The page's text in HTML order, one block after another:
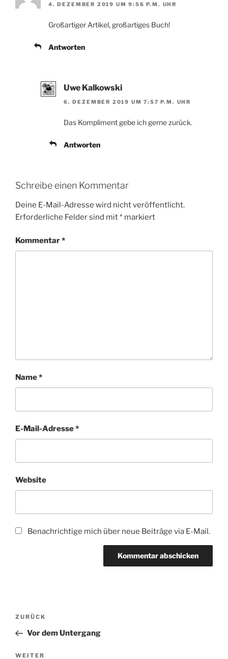
4. DEZEMBER 2019 UM 9:56 P.M. UHR
Großartiger Artikel, großartiges Buch!
Antworten
Uwe Kalkowski
6. DEZEMBER 2019 UM 7:57 P.M. UHR
Das Kompliment gebe ich gerne zurück.
Antworten
Schreibe einen Kommentar
Deine E-Mail-Adresse wird nicht veröffentlicht.
Erforderliche Felder sind mit* markiert
Kommentar*
Name*
E-Mail-Adresse*
Website
Benachrichtige mich über neue Beiträge via E-Mail.
Beitragsnavigation
Vorheriger
Beitrag
ZURÜCK
Vor dem Untergang
Nächster
WEITER